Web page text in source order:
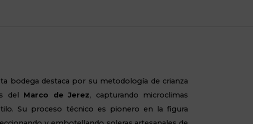
bodega destaca por su metodología de crianza
del Marco de Jerez, capturando microclimas
Su proceso técnico es pionero en la figura